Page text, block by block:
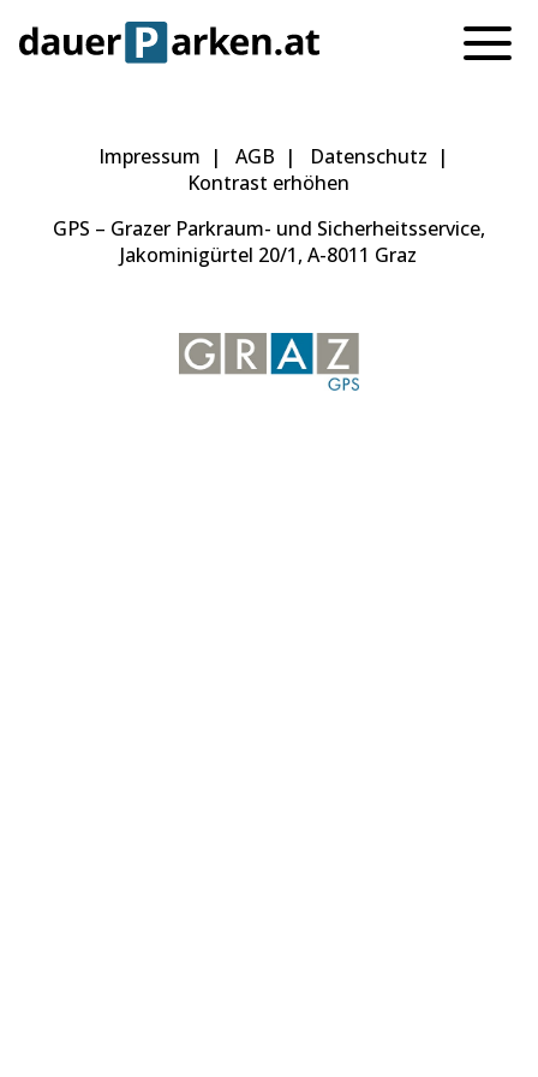
Impressum AGB
Datenschutz
Kontrast erhöhen
GPS – Grazer Parkraum- und Sicherheitsservice,
Jakominigürtel 20/1, A-8011 Graz